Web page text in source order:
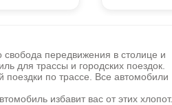
передвижения в столице и
для трассы и городских поездок.
по трассе. Все автомобили
избавит вас от этих хлопот.